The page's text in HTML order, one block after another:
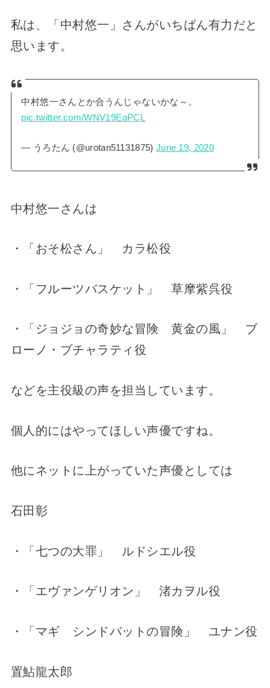
私は、「中村悠一」さんがいちばん有力だと
思います。
中村悠一さんとか合うんじゃないかな～。
pic.twitter.com/WNV19EaPCL
— うろたん (@urotan51131875) June 19, 2020
中村悠一さんは
・「おそ松さん」 カラ松役
・「フルーツバスケット」 草摩紫呉役
・「ジョジョの奇妙な冒険 黄金の風」 ブ
ローノ・ブチャラティ役
などを主役級の声を担当しています。
個人的にはやってほしい声優ですね。
他にネットに上がっていた声優としては
石田彰
・「七つの大罪」 ルドシエル役
・「エヴァンゲリオン」 渚カヲル役
・「マギ シンドバットの冒険」 ユナン役
置鮎龍太郎